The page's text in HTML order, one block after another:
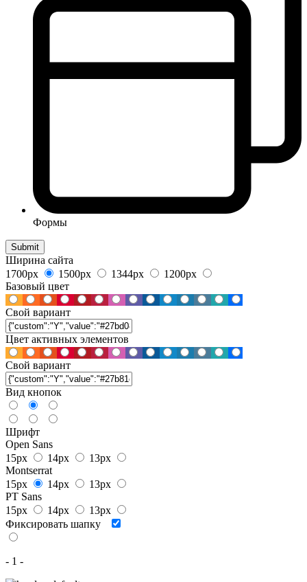
Формы
Ширина сайта
1700px
1500px 1344px
1200px
Базовый цвет
Свой вариант
Цвет активных элементов
Свой вариант
Вид кнопок
Шрифт
Open Sans
15px
14px
13px
Montserrat
15px
14px
13px
PT Sans
15px
14px
13px
Фиксировать шапку
- 1 -